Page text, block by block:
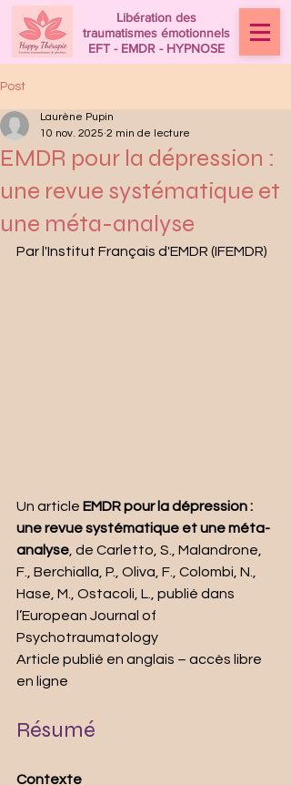
Libération des
traumatismes émotionnels
EFT - EMDR - HYPNOSE
Post
EMDR pour la dépression :
une revue systématique et
une méta-analyse
Laurène Pupin
10 nov. 2025 2 min de lecture
Par l'Institut Français d'EMDR (IFEMDR)
Un article EMDR pour la dépression :
une revue systématique et une méta-
analyse , de Carletto, S., Malandrone,
F., Berchialla, P., Oliva, F., Colombi, N.,
Hase, M., Ostacoli, L., publié dans
l’European Journal of
Psychotraumatology
Article publié en anglais – accès libre
en ligne
Résumé
Contexte